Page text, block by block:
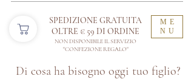
ME
NU
Di cosa ha bisogno oggi tuo figlio?
SPEDIZIONE GRATUITA
OLTRE € 59 DI ORDINE​
NON DISPONIBILE IL SERVIZIO
"CONFEZIONE REGALO"